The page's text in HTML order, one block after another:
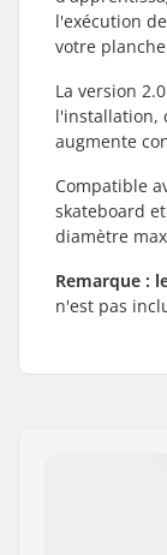
l'exécution
votre
La version
l'installation,
augmente
Compatible
skateboard
diamètre
Remarque :
n'est pas